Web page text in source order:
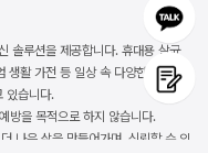
솔루션을 제공합니다. 휴대용 살균
생활 가전 등 일상 속 다양한 순간을
있습니다.
방을 목적으로 하지 않습니다.
나은 삶을 만들어가며, 신뢰할 수 있